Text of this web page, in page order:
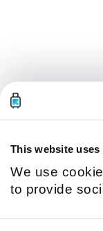
This website uses
We use
to provide
use of our